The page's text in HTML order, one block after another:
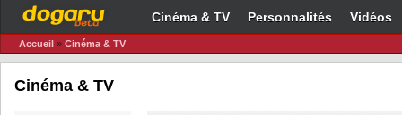
Cinéma & TV Personnalités Vidéos
Accueil » Cinéma & TV
Cinéma & TV